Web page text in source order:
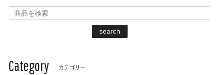
search
Category カテゴリー